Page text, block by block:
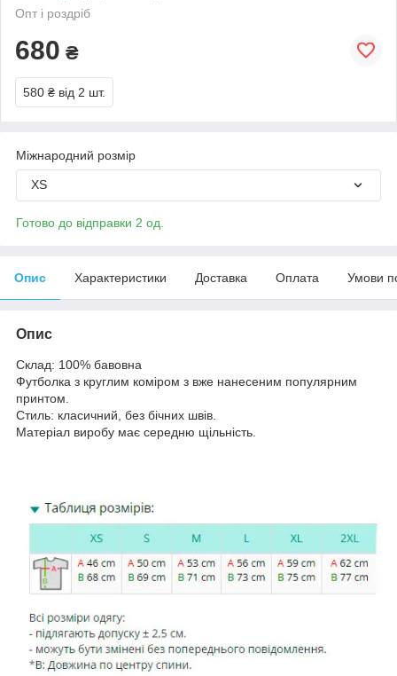
Опт і роздріб
680 ₴
580 ₴ від 2 шт.
Міжнародний розмір
XS
Готово до відправки 2 од.
Опис Характеристики Доставка Оплата Умови
Опис
Склад: 100% бавовна
Футболка з круглим коміром з вже нанесеним популярним
принтом.
Стиль: класичний, без бічних швів.
Матеріал виробу має середню щільність.